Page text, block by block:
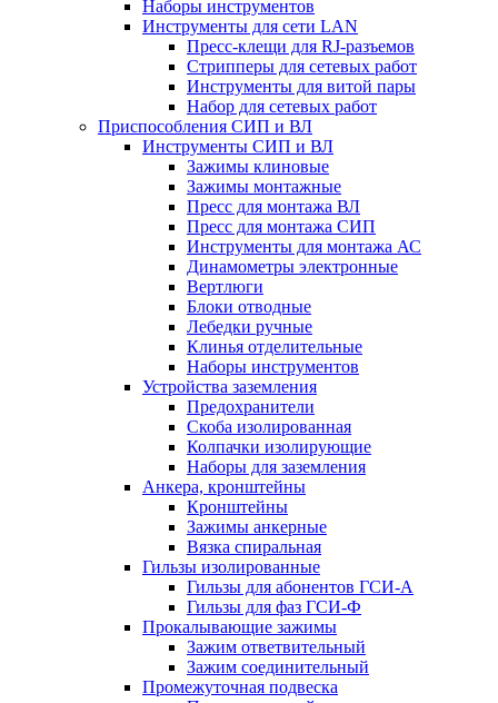
Наборы инструментов
Инструменты для сети LAN
Пресс-клещи для RJ-разъемов
Стрипперы для сетевых работ
Инструменты для витой пары
Набор для сетевых работ
Приспособления СИП и ВЛ
Инструменты СИП и ВЛ
Зажимы клиновые
Зажимы монтажные
Пресс для монтажа ВЛ
Пресс для монтажа СИП
Инструменты для монтажа АС
Динамометры электронные
Вертлюги
Блоки отводные
Лебедки ручные
Клинья отделительные
Наборы инструментов
Устройства заземления
Предохранители
Скоба изолированная
Колпачки изолирующие
Наборы для заземления
Анкера, кронштейны
Кронштейны
Зажимы анкерные
Вязка спиральная
Гильзы изолированные
Гильзы для абонентов ГСИ-А
Гильзы для фаз ГСИ-Ф
Прокалывающие зажимы
Зажим ответвительный
Зажим соединительный
Промежуточная подвеска